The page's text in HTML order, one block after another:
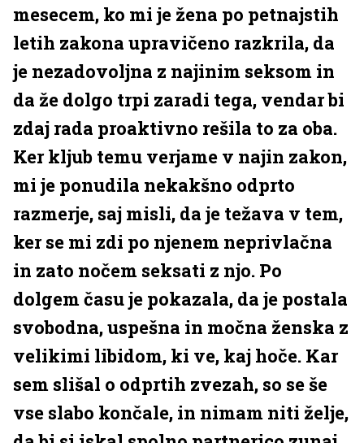
mesecem, ko mi je žena po petnajstih
letih zakona upravičeno razkrila, da
je nezadovoljna z najinim seksom in
da že dolgo trpi zaradi tega, vendar bi
zdaj rada proaktivno rešila to za oba.
Ker kljub temu verjame v najin zakon,
mi je ponudila nekakšno odprto
razmerje, saj misli, da je težava v tem,
ker se mi zdi po njenem neprivlačna
in zato nočem seksati z njo. Po
dolgem času je pokazala, da je postala
svobodna, uspešna in močna ženska z
velikimi libidom, ki ve, kaj hoče. Kar
sem slišal o odprtih zvezah, so se še
vse slabo končale, in nimam niti želje,